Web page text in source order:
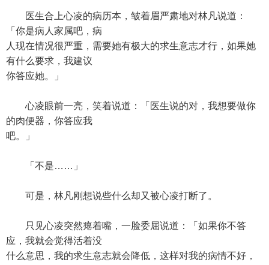
医生合上心凌的病历本，皱着眉严肃地对林凡说道：
「你是病人家属吧，病
人现在情况很严重，需要她有极大的求生意志才行，如果她
有什么要求，我建议
你答应她。」
心凌眼前一亮，笑着说道：「医生说的对，我想要做你
的肉便器，你答应我
吧。」
「不是……」
可是，林凡刚想说些什么却又被心凌打断了。
只见心凌突然瘪着嘴，一脸委屈说道：「如果你不答
应，我就会觉得活着没
什么意思，我的求生意志就会降低，这样对我的病情不好，